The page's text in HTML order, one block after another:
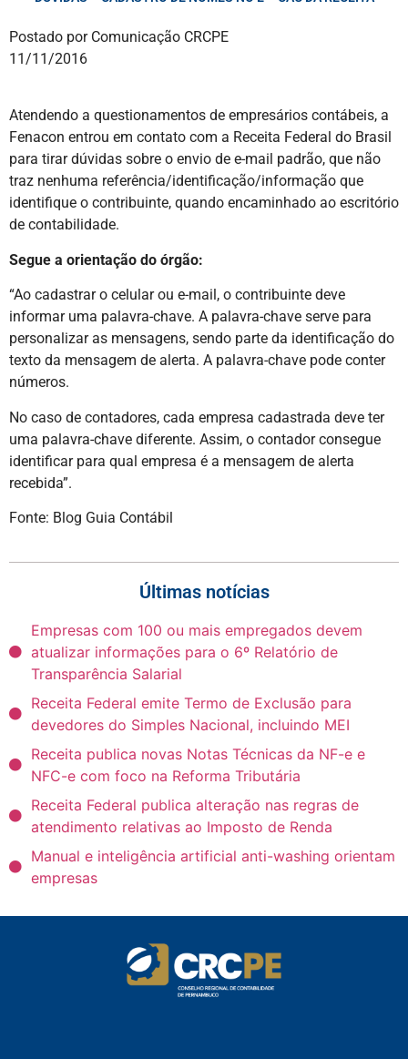
Postado por Comunicação CRCPE
11/11/2016
Atendendo a questionamentos de empresários contábeis, a
Fenacon entrou em contato com a Receita Federal do Brasil
para tirar dúvidas sobre o envio de e-mail padrão, que não
traz nenhuma referência/identificação/informação que
identifique o contribuinte, quando encaminhado ao escritório
de contabilidade.
Segue a orientação do órgão:
“Ao cadastrar o celular ou e-mail, o contribuinte deve
informar uma palavra-chave. A palavra-chave serve para
personalizar as mensagens, sendo parte da identificação do
texto da mensagem de alerta. A palavra-chave pode conter
números.
No caso de contadores, cada empresa cadastrada deve ter
uma palavra-chave diferente. Assim, o contador consegue
identificar para qual empresa é a mensagem de alerta
recebida”.
Fonte: Blog Guia Contábil
Últimas notícias
Empresas com 100 ou mais empregados devem
atualizar informações para o 6º Relatório de
Transparência Salarial
Receita Federal emite Termo de Exclusão para
devedores do Simples Nacional, incluindo MEI
Receita publica novas Notas Técnicas da NF-e e
NFC-e com foco na Reforma Tributária
Receita Federal publica alteração nas regras de
atendimento relativas ao Imposto de Renda
Manual e inteligência artificial anti-washing orientam
empresas